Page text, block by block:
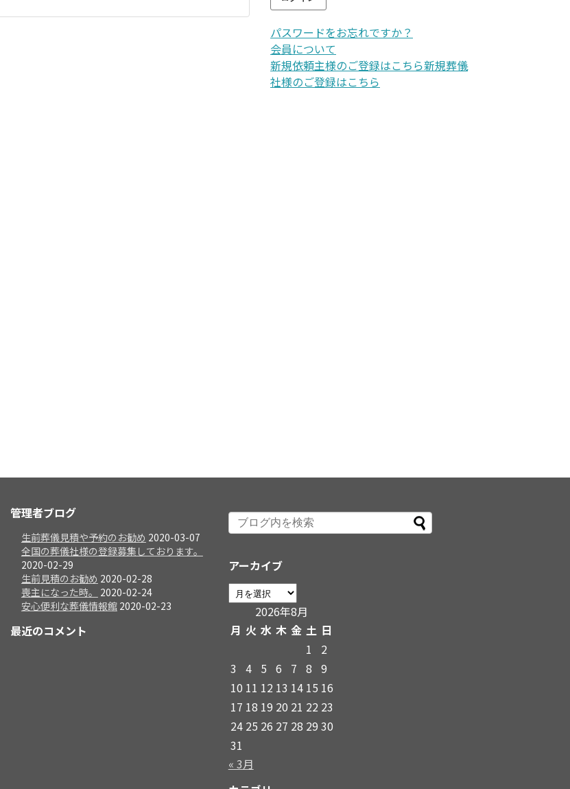
パスワードをお忘れですか？
会員について
新規依頼主様のご登録はこちら新規葬儀
社様のご登録はこちら
管理者ブログ
生前葬儀見積や予約のお勧め 2020-03-07
全国の葬儀社様の登録募集しております。
2020-02-29
生前見積のお勧め 2020-02-28
喪主になった時。
2020-02-24
安心便利な葬儀情報館 2020-02-23
最近のコメント
アーカイブ
2026年8月
月 火 水 木 金 土 日
1
2
3
4 5 6 7 8 9
10 11 12 13 14 15 16
17 18 19 20 21 22 23
24 25 26 27 28 29 30
31
« 3月